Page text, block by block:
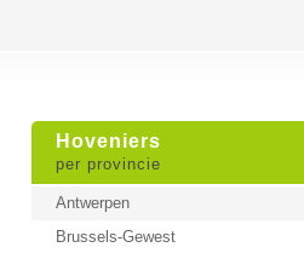
Hoveniers
per provincie
Antwerpen
Brussels-Gewest